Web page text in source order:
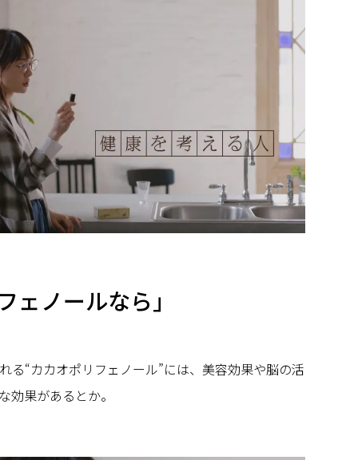
ェノールなら」
る“カカオポリフェノール”には、美容効果や脳の活
効果があるとか。